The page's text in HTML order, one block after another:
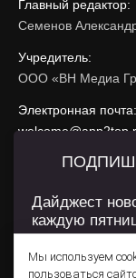
Главный редактор:
Семенов
Учредитель:
ООО «ВН Медиа
Электронная почта:
При использовании
Сайт использует IP
использования
Мы используем
пользоваться
Дайджест
каждую